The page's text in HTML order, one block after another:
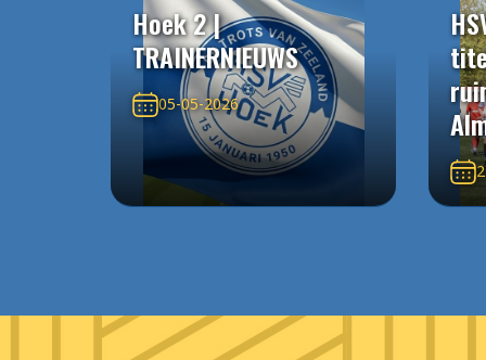
Hoek 2 |
TRAINERNIEUWS
05-05-2026